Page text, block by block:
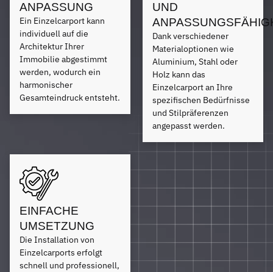
ANPASSUNG
Ein Einzelcarport kann
individuell auf die
Architektur Ihrer
Immobilie abgestimmt
werden, wodurch ein
harmonischer
Gesamteindruck entsteht.
UND
Dank verschiedener
Materialoptionen wie
Aluminium, Stahl oder
Holz kann das
Einzelcarport an Ihre
spezifischen Bedürfnisse
und Stilpräferenzen
angepasst werden.
EINFACHE
UMSETZUNG
Die Installation von
Einzelcarports erfolgt
schnell und professionell,